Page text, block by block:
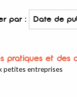
par :
pratiques et des
petites entreprises